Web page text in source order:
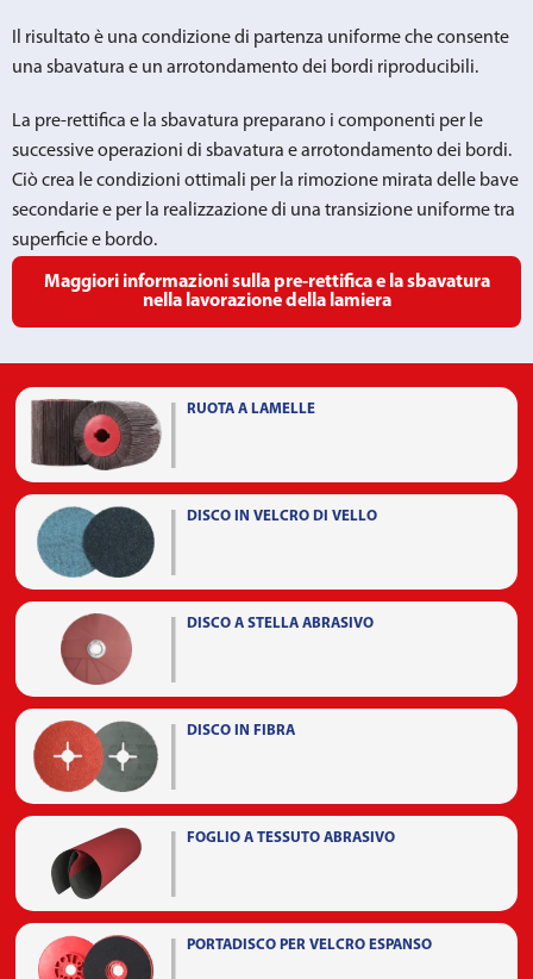
Il risultato è una condizione di partenza uniforme che consente
una sbavatura e un arrotondamento dei bordi riproducibili.
La pre-rettifica e la sbavatura preparano i componenti per le
successive operazioni di sbavatura e arrotondamento dei bordi.
Ciò crea le condizioni ottimali per la rimozione mirata delle bave
secondarie e per la realizzazione di una transizione uniforme tra
superficie e bordo.
Maggiori informazioni sulla pre-rettifica e la sbavatura
nella lavorazione della lamiera
RUOTA A LAMELLE
DISCO IN VELCRO DI VELLO
DISCO A STELLA ABRASIVO
DISCO IN FIBRA
FOGLIO A TESSUTO ABRASIVO
PORTADISCO PER VELCRO ESPANSO